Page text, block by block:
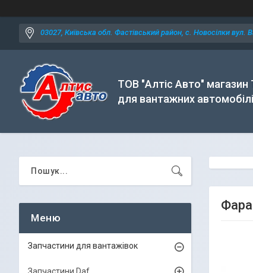
03027, Київська обл. Фастівський район, с. Новосілки вул.
ТОВ "Алтіс Авто" магазин
для вантажних
Запчастини для вантажівок